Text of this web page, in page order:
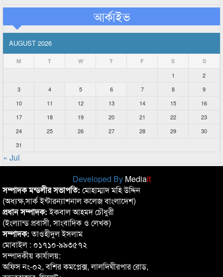
আর্কাইভ
AUGUST 2026
M T W T F S S
1
2
3
4 5 6 7 8
9
10
11 12 13 14 15
16
17
18 19 20 21 22
23
24
25 26 27 28 29
30
31
« Jul
Developed By Mediait
সম্পাদক মন্ডলীর সভাপতি: মোহাম্মাদ মহি উদ্দিন
(অধ্যক্ষ,সার্ক ইন্টারন্যাশনাল কলেজ বাংলাদেশ)
প্রধান সম্পাদক:ইকবাল আহমদ চৌধুরী
(ইংল্যান্ড প্রবাসী, সাংবাদিক ও লেখক)
সম্পাদক:তাওহীদুল ইসলাম
মোবাইল : ০১৭১০-৯৯৩৫৭২
সম্পাদকীয় কার্যালয়:
অফিস নং-০২, বশির কমপ্লেক্স, লালদিঘীরপার রোড,